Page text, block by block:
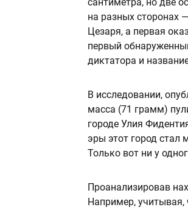
на разных сторонах —
Цезаря, а первая
первый
диктатора и
В исследовании,
масса (71 грамм)
городе Улия
эры этот город стал
Только вот ни у
Проанализировав
Например, учитывая,